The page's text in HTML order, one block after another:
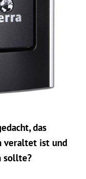
das
veraltet ist und
sollte?